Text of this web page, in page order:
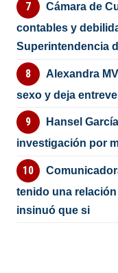
Cámara de
contables y
Superintendencia
Alexandra
sexo y deja
Hansel
investigación por
tenido una
insinuó que si